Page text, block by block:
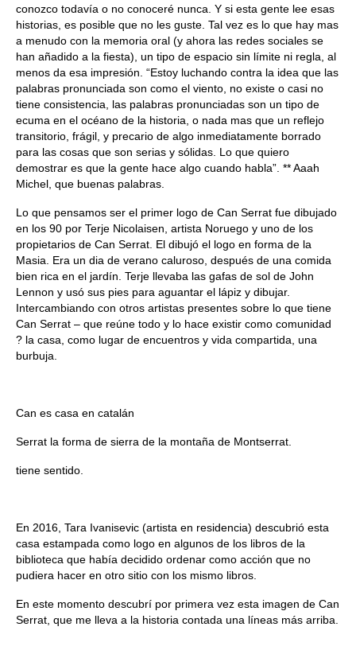
conozco todavía o no conoceré nunca. Y si esta gente lee esas
historias, es posible que no les guste. Tal vez es lo que hay mas
a menudo con la memoria oral (y ahora las redes sociales se
han añadido a la fiesta), un tipo de espacio sin límite ni regla, al
menos da esa impresión. “Estoy luchando contra la idea que las
palabras pronunciada son como el viento, no existe o casi no
tiene consistencia, las palabras pronunciadas son un tipo de
ecuma en el océano de la historia, o nada mas que un reflejo
transitorio, frágil, y precario de algo inmediatamente borrado
para las cosas que son serias y sólidas. Lo que quiero
demostrar es que la gente hace algo cuando habla”. ** Aaah
Michel, que buenas palabras.
Lo que pensamos ser el primer logo de Can Serrat fue dibujado
en los 90 por Terje Nicolaisen, artista Noruego y uno de los
propietarios de Can Serrat. El dibujó el logo en forma de la
Masia. Era un dia de verano caluroso, después de una comida
bien rica en el jardín. Terje llevaba las gafas de sol de John
Lennon y usó sus pies para aguantar el lápiz y dibujar.
Intercambiando con otros artistas presentes sobre lo que tiene
Can Serrat – que reúne todo y lo hace existir como comunidad
? la casa, como lugar de encuentros y vida compartida, una
burbuja.
Can es casa en catalán
Serrat la forma de sierra de la montaña de Montserrat.
tiene sentido.
En 2016, Tara Ivanisevic (artista en residencia) descubrió esta
casa estampada como logo en algunos de los libros de la
biblioteca que había decidido ordenar como acción que no
pudiera hacer en otro sitio con los mismo libros.
En este momento descubrí por primera vez esta imagen de Can
Serrat, que me lleva a la historia contada una líneas más arriba.